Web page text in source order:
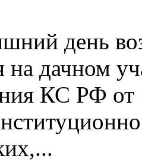
день
на дачном
КС РФ